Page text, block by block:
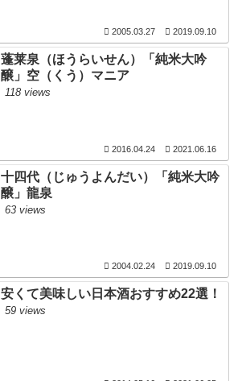
2005.03.27 2019.09.10
蓬莱泉（ほうらいせん）「純米大吟
醸」空（くう）マニア
118 views
2016.04.24 2021.06.16
十四代（じゅうよんだい）「純米大吟
醸」龍泉
63 views
2004.02.24 2019.09.10
安くて美味しい日本酒おすすめ22選！
59 views